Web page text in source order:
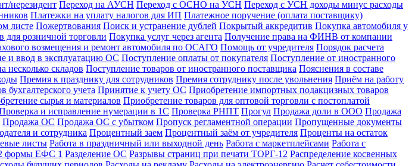
нерезидент Переход на АУСН Переход с ОСНО на УСН Переход с УСН доходы минус расходы
Платежки на уплату налогов для ИП Платежное поручение (оплата поставщику)
листе Пожертвования Поиск и устранение дублей Покрытый аккредитив Покупка автомобиля у
для розничной торговли Покупка услуг через агента Получение права на ФИНВ от компании
возмещения и ремонт автомобиля по ОСАГО Помощь от учредителя Порядок расчета
и ввод в эксплуатацию ОС Поступление оплаты от покупателя Поступление от иностранного
несколько складов Поступление товаров от иностранного поставщика Пояснения в составе
Премия к празднику для сотрудников Премия сотруднику после увольнения Приём на работу
учета Принятие к учету ОС Приобретение импортных подакцизных товаров
сырья и материалов Приобретение товаров для оптовой торговли с постоплатой
и исправление нумерации в 1С Проверка РНПТ Прогул Продажа доли в ООО Продажа
Продажа ОС Продажа ОС с убытком Пропуск регламентной операции Пропущенные документы
и сотрудника Процентный заем Процентный заём от учредителя Проценты на остаток
листы Работа в праздничный или выходной день Работа с маркетплейсами Работа с
формы ЕФС 1 Разделение ОС Разрывы страниц при печати ТОРГ-12 Распределение косвенных